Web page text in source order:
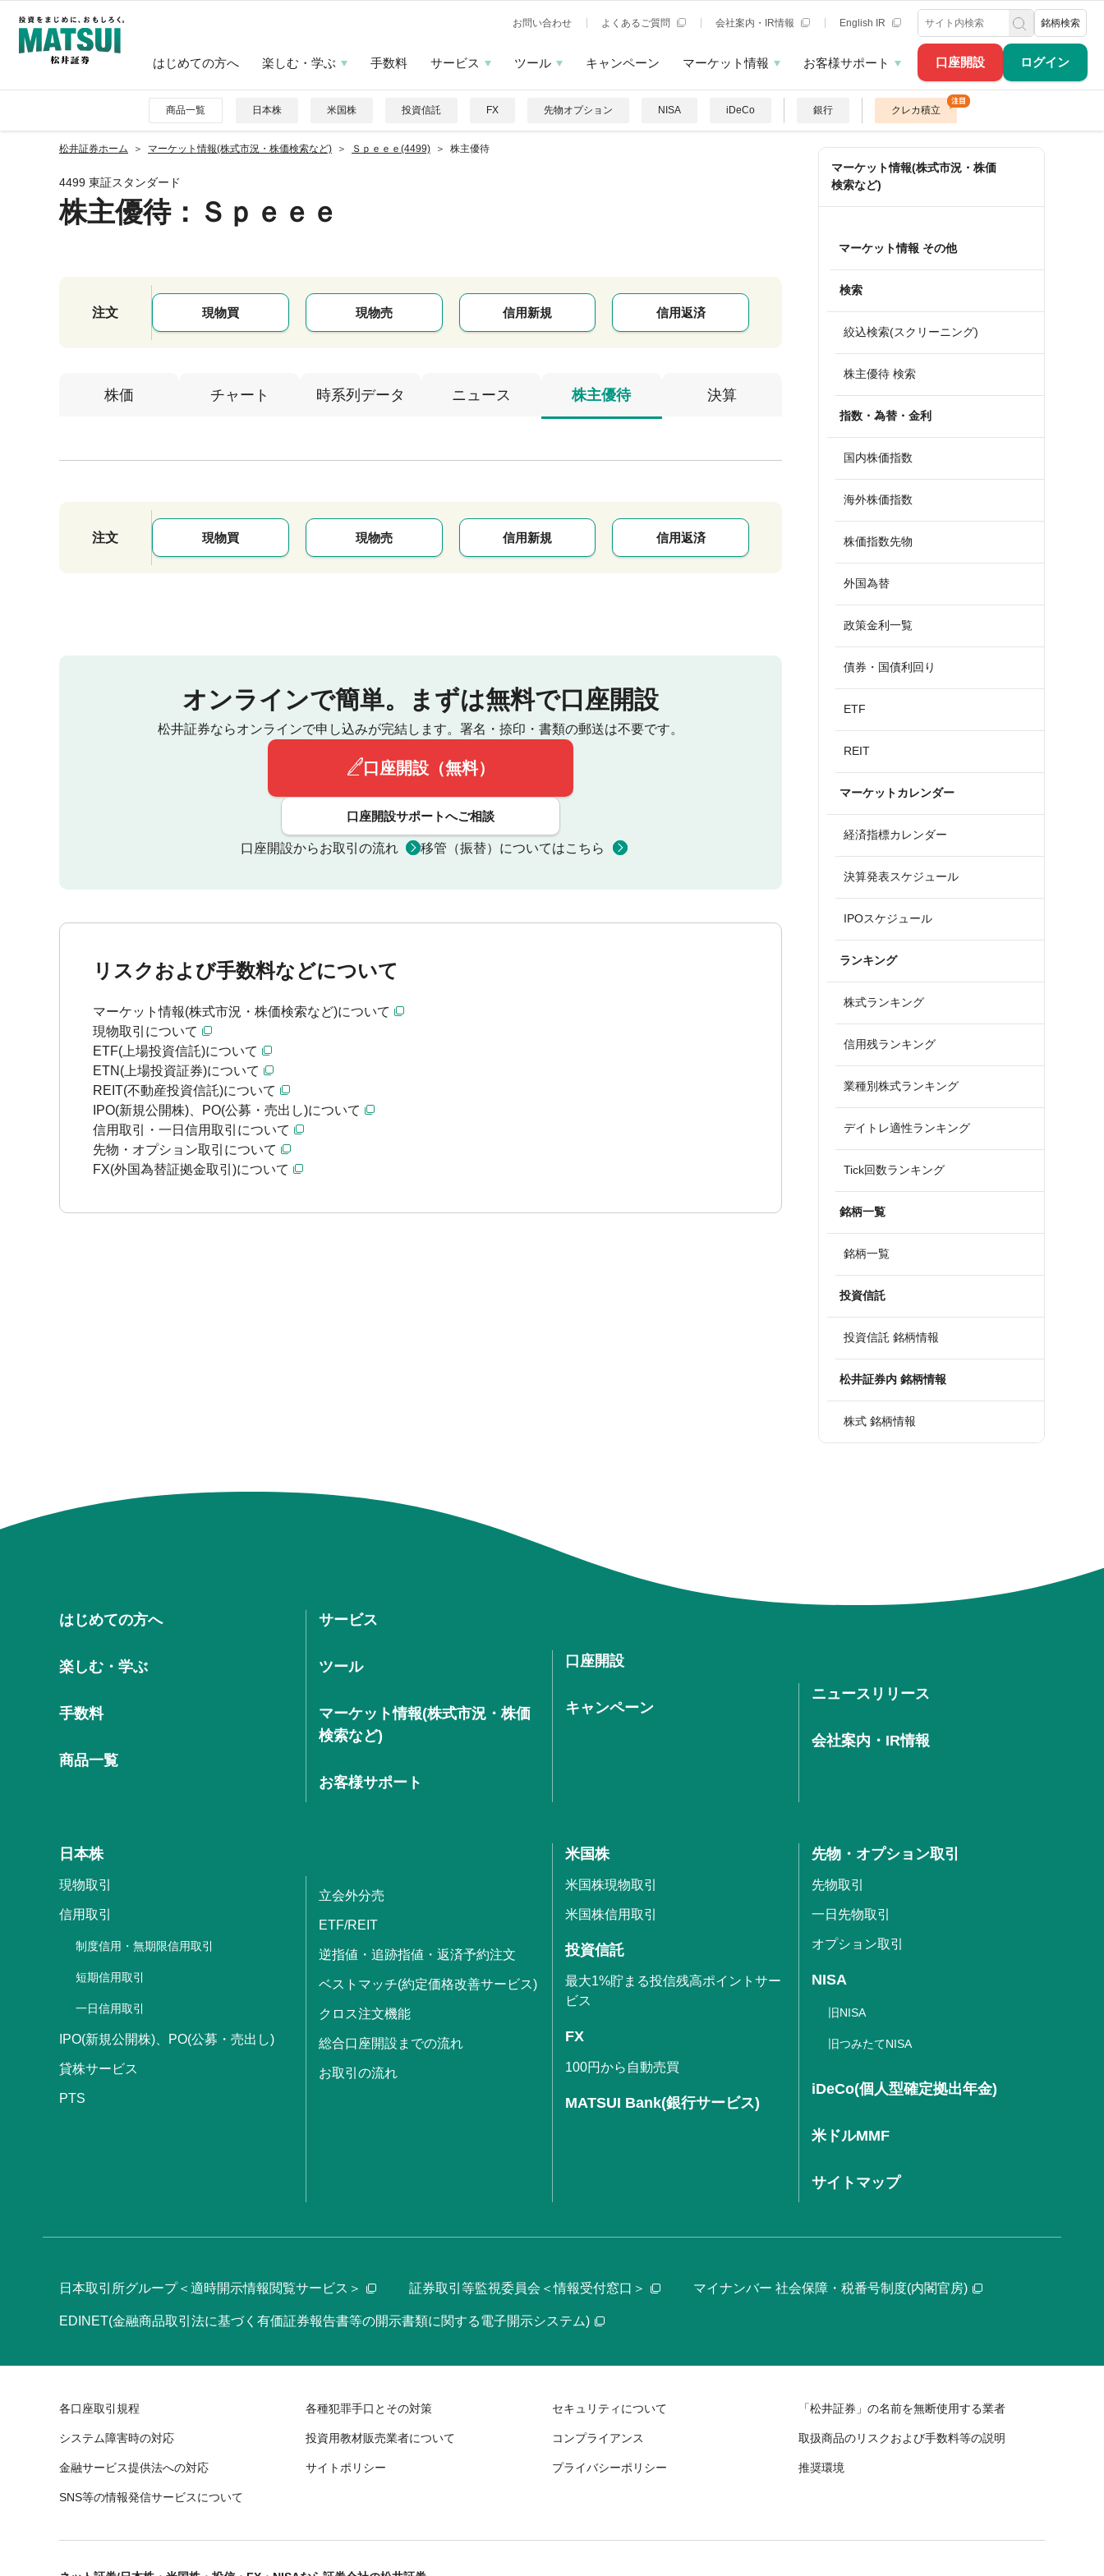
口座開設 ログイン
お問い合わせ よくあるご質問 会社案内・IR情報 English IR 銘柄検索
はじめての方へ 楽しむ・学ぶ 手数料 サービス ツール キャンペーン マーケット情報 お客様サポート
商品一覧 日本株 米国株 投資信託 FX 先物オプション NISA iDeCo 銀行 クレカ積立
松井証券ホーム マーケット情報(株式市況・株価検索など) Ｓｐｅｅｅ(4499) 株主優待
4499 東証スタンダード
株主優待：Ｓｐｅｅｅ
注文 現物買 現物売 信用新規 信用返済
株価 チャート 時系列データ ニュース 株主優待 決算
注文 現物買 現物売 信用新規 信用返済
オンラインで簡単。 まずは無料で口座開設
松井証券ならオンラインで申し込みが完結します。 署名・捺印・書類の郵送は不要です。
口座開設（無料）
口座開設サポートへご相談
口座開設からお取引の流れ 移管（振替）についてはこちら
リスクおよび手数料などについて
マーケット情報(株式市況・株価検索など)について
現物取引について
ETF(上場投資信託)について
ETN(上場投資証券)について
REIT(不動産投資信託)について
IPO(新規公開株)、PO(公募・売出し)について
信用取引・一日信用取引について
先物・オプション取引について
FX(外国為替証拠金取引)について
マーケット情報(株式市況・株価
検索など)
マーケット情報 その他
検索
絞込検索(スクリーニング)
株主優待 検索
指数・為替・金利
国内株価指数
海外株価指数
株価指数先物
外国為替
政策金利一覧
債券・国債利回り
ETF
REIT
マーケットカレンダー
経済指標カレンダー
決算発表スケジュール
IPOスケジュール
ランキング
株式ランキング
信用残ランキング
業種別株式ランキング
デイトレ適性ランキング
Tick回数ランキング
銘柄一覧
銘柄一覧
投資信託
投資信託 銘柄情報
松井証券内 銘柄情報
株式 銘柄情報
はじめての方へ
楽しむ・学ぶ
手数料
商品一覧
サービス
ツール
マーケット情報(株式市況・株価
検索など)
お客様サポート
口座開設
キャンペーン
ニュースリリース
会社案内・IR情報
日本株
現物取引
信用取引
制度信用・無期限信用取引
短期信用取引
一日信用取引
IPO(新規公開株)、PO(公募・売出し)
貸株サービス
PTS
立会外分売
ETF/REIT
逆指値・追跡指値・返済予約注文
ベストマッチ(約定価格改善サービス)
クロス注文機能
総合口座開設までの流れ
お取引の流れ
米国株
米国株現物取引
米国株信用取引
投資信託
最大1%貯まる投信残高ポイントサー
ビス
FX
100円から自動売買
MATSUI Bank(銀行サービス)
先物・オプション取引
先物取引
一日先物取引
オプション取引
NISA
旧NISA
旧つみたてNISA
iDeCo(個人型確定拠出年金)
米ドルMMF
サイトマップ
日本取引所グループ＜適時開示情報閲覧サービス＞ 証券取引等監視委員会＜情報受付窓口＞ マイナンバー 社会保障・税番号制度(内閣官房)
EDINET(金融商品取引法に基づく有価証券報告書等の開示書類に関する電子開示システム)
各口座取引規程 各種犯罪手口とその対策 セキュリティについて 「松井証券」の名前を無断使用する業者
システム障害時の対応 投資用教材販売業者について コンプライアンス 取扱商品のリスクおよび手数料等の説明
金融サービス提供法への対応 サイトポリシー プライバシーポリシー 推奨環境
SNS等の情報発信サービスについて